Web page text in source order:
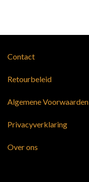
Contact
Retourbeleid
Algemene Voorwaarden
Privacyverklaring
Over ons